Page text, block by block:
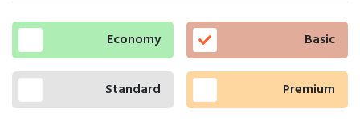
Economy Basic
Standard Premium